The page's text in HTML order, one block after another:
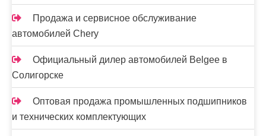
Продажа и сервисное обслуживание
автомобилей Chery
Официальный дилер автомобилей Belgee в
Солигорске
Оптовая продажа промышленных подшипников
и технических комплектующих